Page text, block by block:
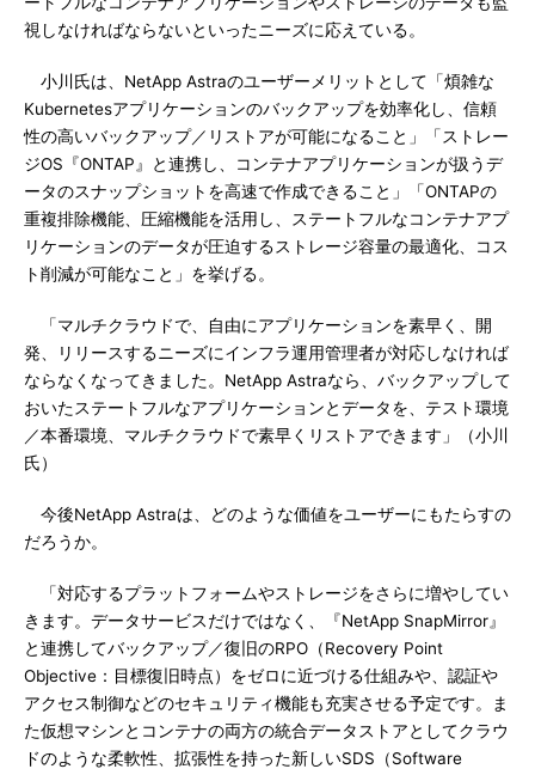
視しなければならないといったニーズに応えている。
小川氏は、NetApp Astraのユーザーメリットとして「煩雑な
Kubernetesアプリケーションのバックアップを効率化し、信頼
性の高いバックアップ／リストアが可能になること」「ストレー
ジOS『ONTAP』と連携し、コンテナアプリケーションが扱うデ
ータのスナップショットを高速で作成できること」「ONTAPの
重複排除機能、圧縮機能を活用し、ステートフルなコンテナアプ
リケーションのデータが圧迫するストレージ容量の最適化、コス
ト削減が可能なこと」を挙げる。
「マルチクラウドで、自由にアプリケーションを素早く、開
発、リリースするニーズにインフラ運用管理者が対応しなければ
ならなくなってきました。NetApp Astraなら、バックアップして
おいたステートフルなアプリケーションとデータを、テスト環境
／本番環境、マルチクラウドで素早くリストアできます」（小川
氏）
今後NetApp Astraは、どのような価値をユーザーにもたらすの
だろうか。
「対応するプラットフォームやストレージをさらに増やしてい
きます。データサービスだけではなく、『NetApp SnapMirror』
と連携してバックアップ／復旧のRPO（Recovery Point
Objective：目標復旧時点）をゼロに近づける仕組みや、認証や
アクセス制御などのセキュリティ機能も充実させる予定です。ま
た仮想マシンとコンテナの両方の統合データストアとしてクラウ
ドのような柔軟性、拡張性を持った新しいSDS（Software